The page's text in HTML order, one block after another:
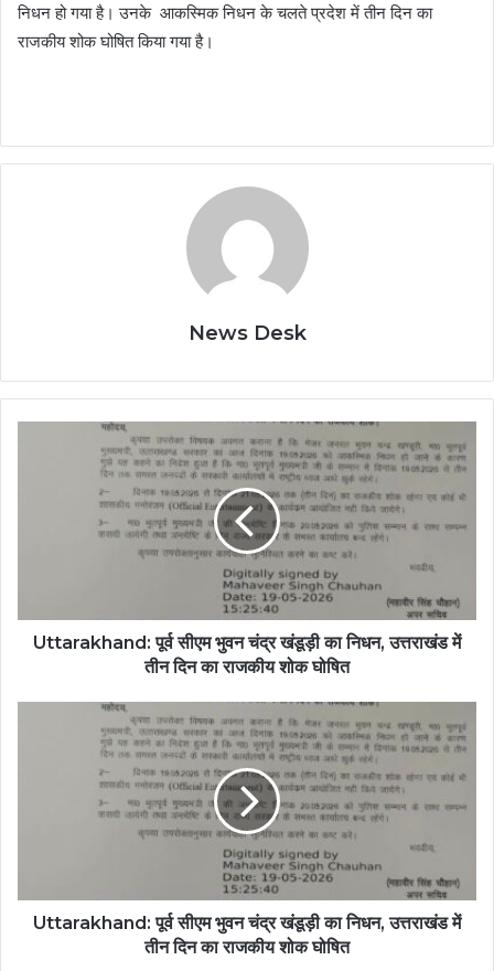
निधन हो गया है। उनके आकस्मिक निधन के चलते प्रदेश में तीन दिन का
राजकीय शोक घोषित किया गया है।
News Desk
Uttarakhand: पूर्व सीएम भुवन चंद्र खंडूड़ी का निधन, उत्तराखंड में
तीन दिन का राजकीय शोक घोषित
Uttarakhand: पूर्व सीएम भुवन चंद्र खंडूड़ी का निधन, उत्तराखंड में
तीन दिन का राजकीय शोक घोषित